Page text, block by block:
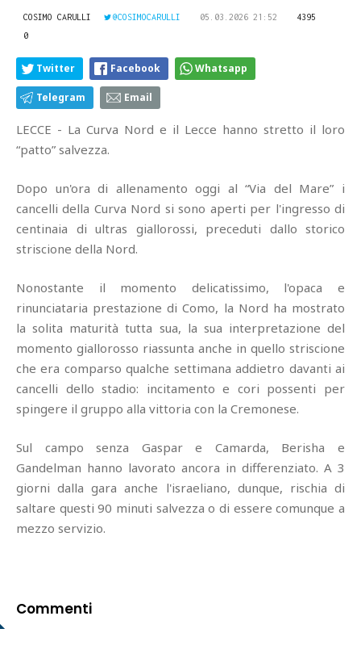
COSIMO CARULLI @COSIMOCARULLI 05.03.2026 21:52
4395
0
Twitter Facebook Whatsapp
Telegram Email
LECCE - La Curva Nord e il Lecce hanno stretto il loro
“patto” salvezza.
Dopo un'ora di allenamento oggi al “Via del Mare” i
cancelli della Curva Nord si sono aperti per l'ingresso di
centinaia di ultras giallorossi, preceduti dallo storico
striscione della Nord.
Nonostante il momento delicatissimo, l'opaca e
rinunciataria prestazione di Como, la Nord ha mostrato
la solita maturità tutta sua, la sua interpretazione del
momento giallorosso riassunta anche in quello striscione
che era comparso qualche settimana addietro davanti ai
cancelli dello stadio: incitamento e cori possenti per
spingere il gruppo alla vittoria con la Cremonese.
Sul campo senza Gaspar e Camarda, Berisha e
Gandelman hanno lavorato ancora in differenziato. A 3
giorni dalla gara anche l'israeliano, dunque, rischia di
saltare questi 90 minuti salvezza o di essere comunque a
mezzo servizio.
Commenti